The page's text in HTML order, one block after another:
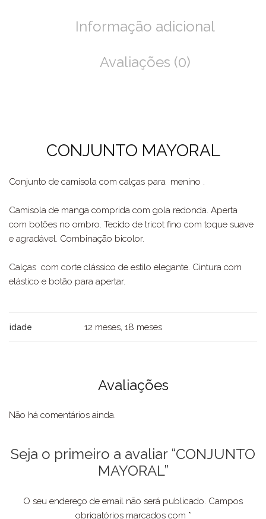
Informação adicional
Avaliações (0)
CONJUNTO MAYORAL
Conjunto de camisola com calças para menino .
Camisola de manga comprida com gola redonda. Aperta
com botões no ombro. Tecido de tricot fino com toque suave
e agradável. Combinação bicolor.
Calças com corte clássico de estilo elegante. Cintura com
elástico e botão para apertar.
idade 12 meses, 18 meses
Avaliações
Não há comentários ainda.
Seja o primeiro a avaliar “CONJUNTO
MAYORAL”
O seu endereço de email não será publicado. Campos
obrigatórios marcados com *